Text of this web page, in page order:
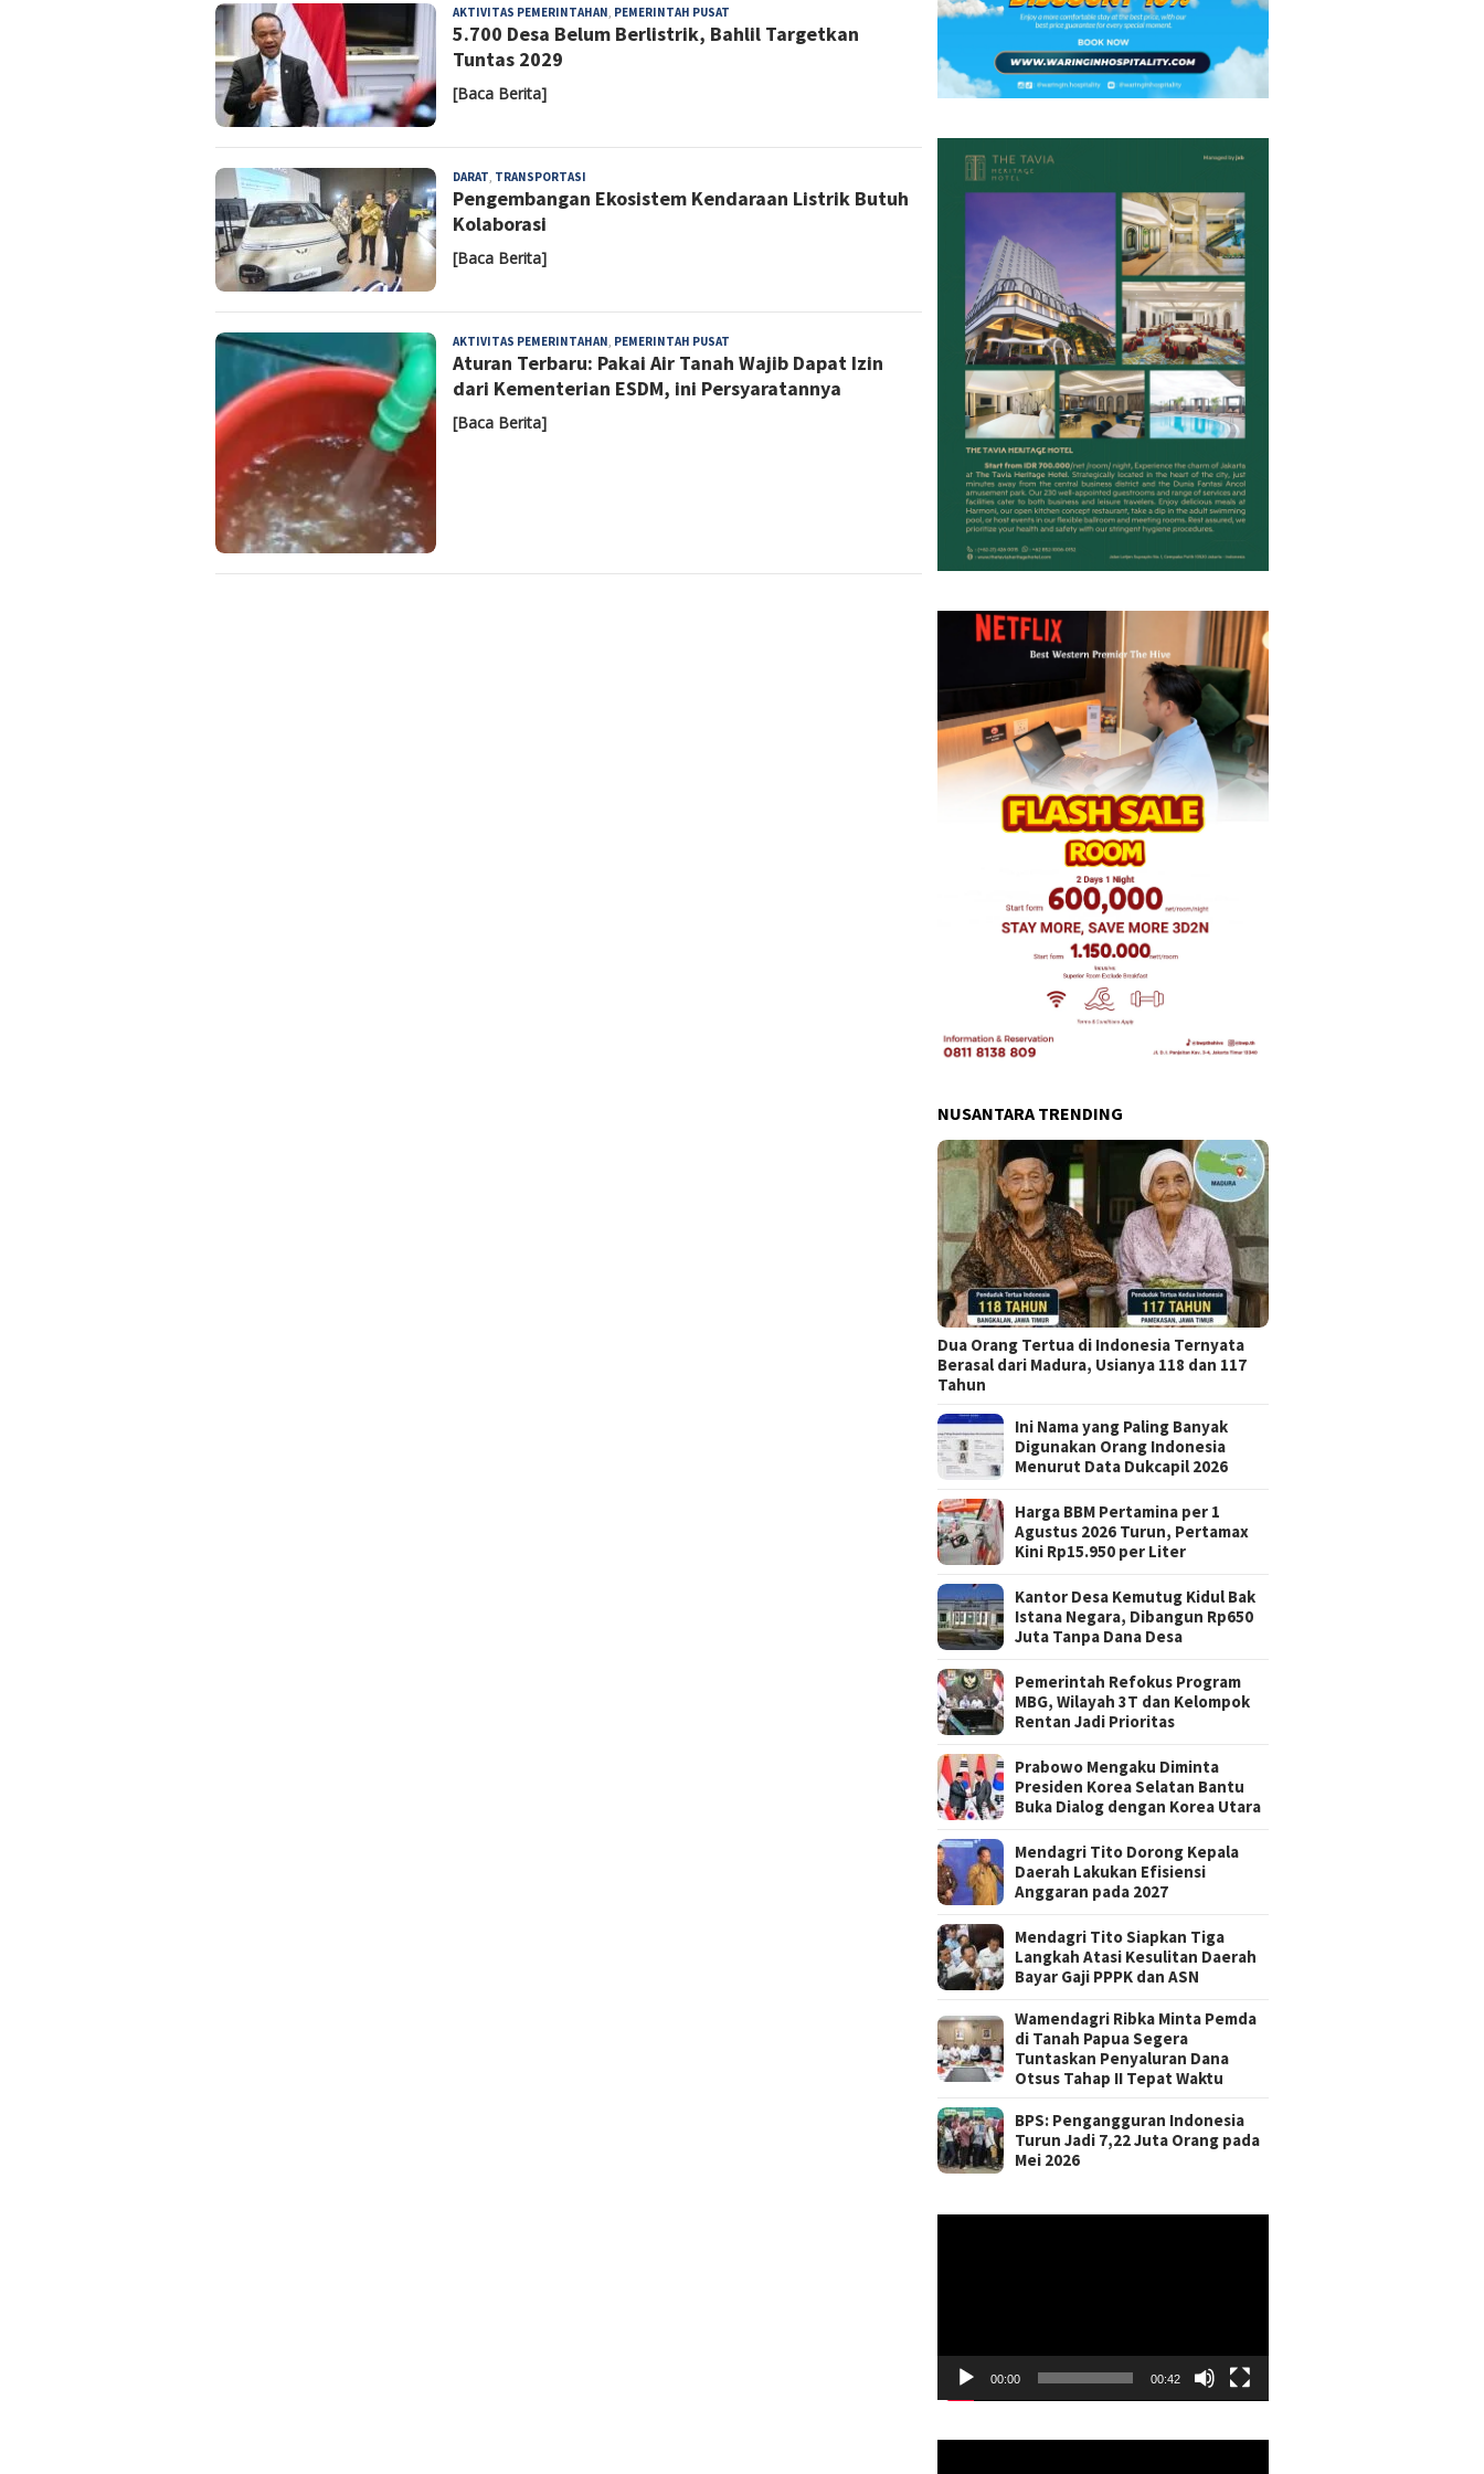
AKTIVITAS PEMERINTAHAN, PEMERINTAH PUSAT
Sulastri
5.700 Desa Belum Berlistrik, Bahlil Targetkan
Tuntas 2029
[Baca Berita]
DARAT, TRANSPORTASI
Pengembangan Ekosistem Kendaraan Listrik Butuh
Kolaborasi
[Baca Berita]
AKTIVITAS PEMERINTAHAN, PEMERINTAH PUSAT
Aturan Terbaru: Pakai Air Tanah Wajib Dapat Izin
dari Kementerian ESDM, ini Persyaratannya
[Baca Berita]
NUSANTARA TRENDING
Dua Orang Tertua di Indonesia Ternyata
Berasal dari Madura, Usianya 118 dan 117
Tahun
Ini Nama yang Paling Banyak
Digunakan Orang Indonesia
Menurut Data Dukcapil 2026
Harga BBM Pertamina per 1
Agustus 2026 Turun, Pertamax
Kini Rp15.950 per Liter
Kantor Desa Kemutug Kidul Bak
Istana Negara, Dibangun Rp650
Juta Tanpa Dana Desa
Pemerintah Refokus Program
MBG, Wilayah 3T dan Kelompok
Rentan Jadi Prioritas
Prabowo Mengaku Diminta
Presiden Korea Selatan Bantu
Buka Dialog dengan Korea Utara
Mendagri Tito Dorong Kepala
Daerah Lakukan Efisiensi
Anggaran pada 2027
Mendagri Tito Siapkan Tiga
Langkah Atasi Kesulitan Daerah
Bayar Gaji PPPK dan ASN
Wamendagri Ribka Minta Pemda
di Tanah Papua Segera
Tuntaskan Penyaluran Dana
Otsus Tahap II Tepat Waktu
BPS: Pengangguran Indonesia
Turun Jadi 7,22 Juta Orang pada
Mei 2026
00:00 00:42